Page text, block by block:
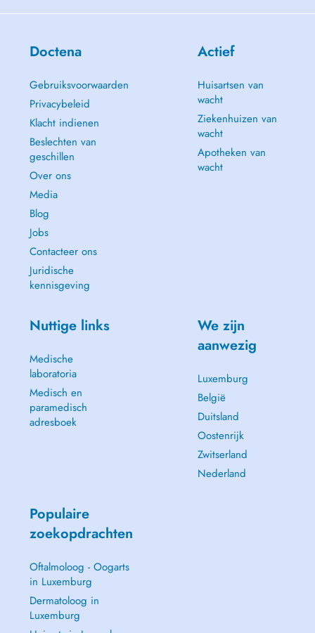
Doctena
Gebruiksvoorwaarden
Privacybeleid
Klacht indienen
Beslechten van
geschillen
Over ons
Media
Blog
Jobs
Contacteer ons
Juridische
kennisgeving
Actief
Huisartsen van
wacht
Ziekenhuizen van
wacht
Apotheken van
wacht
Nuttige links
Medische
laboratoria
Medisch en
paramedisch
adresboek
We zijn
aanwezig
Luxemburg
België
Duitsland
Oostenrijk
Zwitserland
Nederland
Populaire
zoekopdrachten
Oftalmoloog - Oogarts
in Luxemburg
Dermatoloog in
Luxemburg